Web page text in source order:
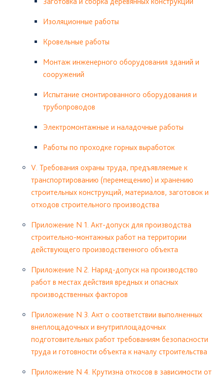
Изоляционные работы
Кровельные работы
Монтаж инженерного оборудования зданий и
сооружений
Испытание смонтированного оборудования и
трубопроводов
Электромонтажные и наладочные работы
Работы по проходке горных выработок
V. Требования охраны труда, предъявляемые к
транспортированию (перемещению) и хранению
строительных конструкций, материалов, заготовок и
отходов строительного производства
Приложение N 1. Акт-допуск для производства
строительно-монтажных работ на территории
действующего производственного объекта
Приложение N 2. Наряд-допуск на производство
работ в местах действия вредных и опасных
производственных факторов
Приложение N 3. Акт о соответствии выполненных
внеплощадочных и внутриплощадочных
подготовительных работ требованиям безопасности
труда и готовности объекта к началу строительства
Приложение N 4. Крутизна откосов в зависимости от